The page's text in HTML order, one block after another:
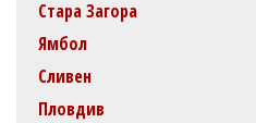
Стара Загора
Ямбол
Сливен
Пловдив